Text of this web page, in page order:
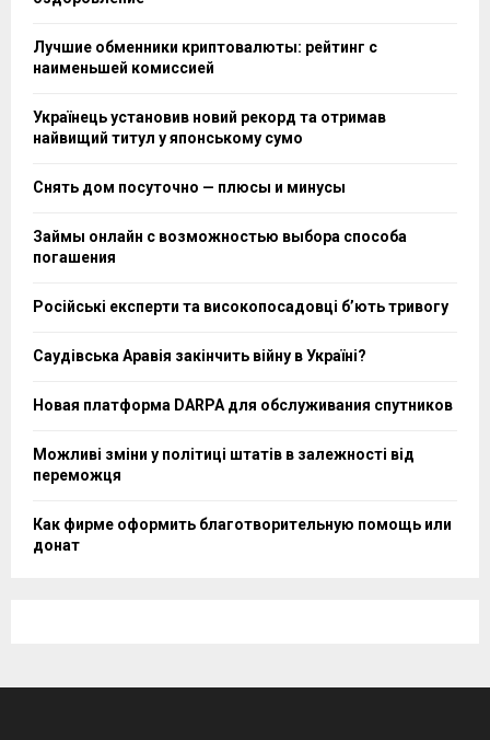
Лучшие обменники криптовалюты: рейтинг с
наименьшей комиссией
Українець установив новий рекорд та отримав
найвищий титул у японському сумо
Снять дом посуточно — плюсы и минусы
Займы онлайн с возможностью выбора способа
погашения
Російські експерти та високопосадовці бʼють тривогу
Саудівська Аравія закінчить війну в Україні?
Новая платформа DARPA для обслуживания спутников
Можливі зміни у політиці штатів в залежності від
переможця
Как фирме оформить благотворительную помощь или
донат